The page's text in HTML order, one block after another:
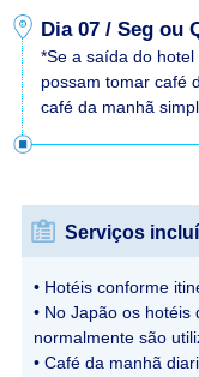
Dia 07 / Seg ou
*Se a saída do
possam tomar café
café da manhã
Serviços
• Hotéis conforme
• No Japão os
normalmente são
• Café da manhã